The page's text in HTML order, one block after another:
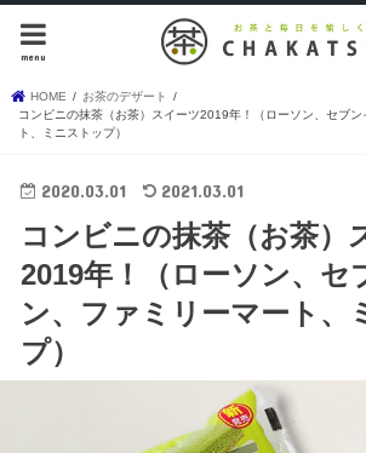
menu
HOME
お茶のデザート
コンビニの抹茶（お茶）スイーツ2019年！（ローソン、セブ
ト、ミニストップ）
2020.03.01 2021.03.01
コンビニの抹茶（お茶）
2019年！（ローソン、セ
ン、ファミリーマート、
プ）